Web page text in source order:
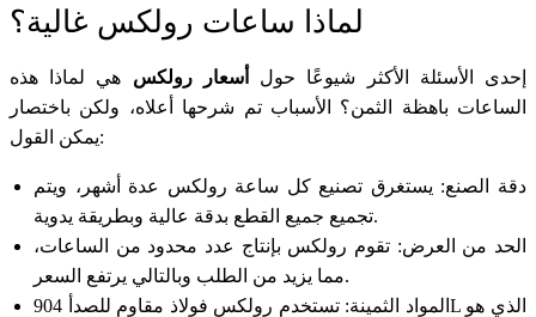
لماذا ساعات رولكس غالية؟
إحدى الأسئلة الأكثر شيوعًا حول أسعار رولكس هي لماذا هذه
الساعات باهظة الثمن؟ الأسباب تم شرحها أعلاه، ولكن باختصار
يمكن القول:
دقة الصنع: يستغرق تصنيع كل ساعة رولكس عدة أشهر، ويتم
تجميع جميع القطع بدقة عالية وبطريقة يدوية.
الحد من العرض: تقوم رولكس بإنتاج عدد محدود من الساعات،
مما يزيد من الطلب وبالتالي يرتفع السعر.
المواد الثمينة: تستخدم رولكس فولاذ مقاوم للصدأ 904L الذي هو